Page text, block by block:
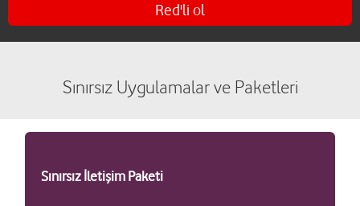
Red'li ol
Sınırsız Uygulamalar ve Paketleri
Sınırsız İletişim Paketi